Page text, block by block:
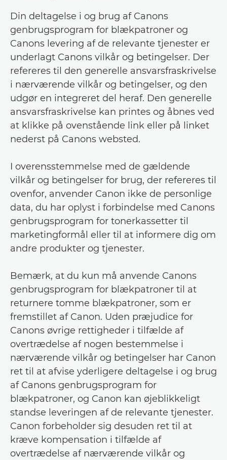
Din deltagelse i og brug af Canons
genbrugsprogram for blækpatroner og
Canons levering af de relevante tjenester er
underlagt Canons vilkår og betingelser. Der
refereres til den generelle ansvarsfraskrivelse
i nærværende vilkår og betingelser, og den
udgør en integreret del heraf. Den generelle
ansvarsfraskrivelse kan printes og åbnes ved
at klikke på ovenstående link eller på linket
nederst på Canons websted.
I overensstemmelse med de gældende
vilkår og betingelser for brug, der refereres til
ovenfor, anvender Canon ikke de personlige
data, du har oplyst i forbindelse med Canons
genbrugsprogram for tonerkassetter til
marketingformål eller til at informere dig om
andre produkter og tjenester.
Bemærk, at du kun må anvende Canons
genbrugsprogram for blækpatroner til at
returnere tomme blækpatroner, som er
fremstillet af Canon. Uden præjudice for
Canons øvrige rettigheder i tilfælde af
overtrædelse af nogen bestemmelse i
nærværende vilkår og betingelser har Canon
ret til at afvise yderligere deltagelse i og brug
af Canons genbrugsprogram for
blækpatroner, og Canon kan øjeblikkeligt
standse leveringen af de relevante tjenester.
Canon forbeholder sig desuden ret til at
kræve kompensation i tilfælde af
overtrædelse af nærværende vilkår og